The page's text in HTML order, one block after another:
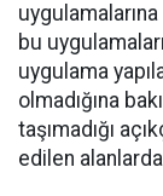
bu
uygulama
olmadığına
taşımadığı
edilen